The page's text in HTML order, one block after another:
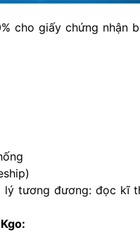
cho giấy chứng nhận
lý tương đương: đọc kĩ
: